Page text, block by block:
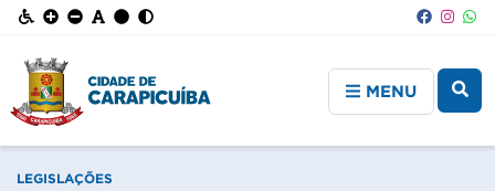
MENU
LEGISLAÇÕES